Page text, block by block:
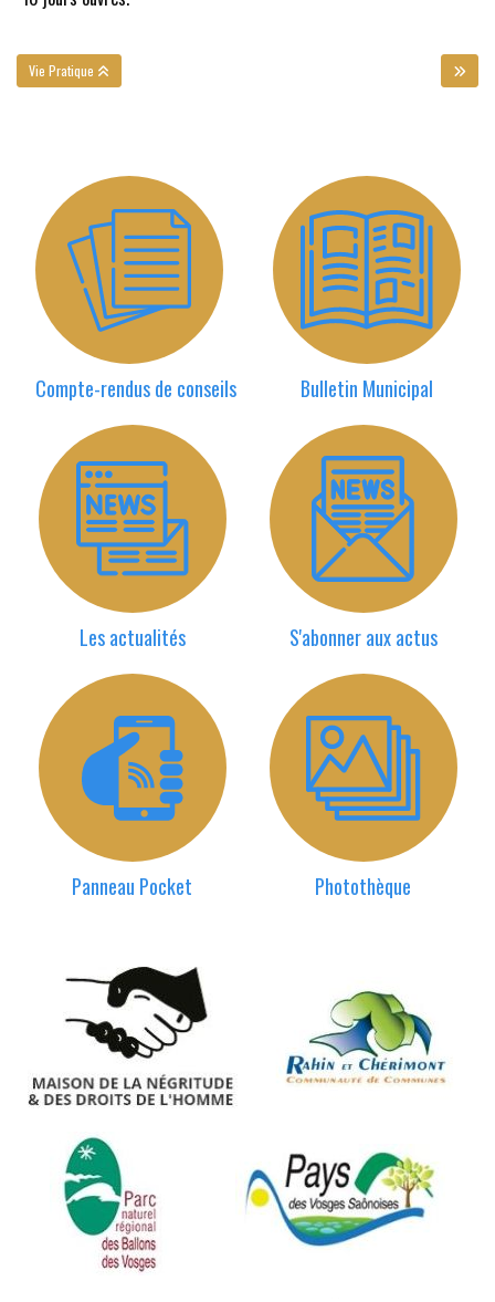
Vie Pratique
Compte-rendus de conseils Bulletin Municipal
Les actualités S'abonner aux actus
Panneau Pocket Photothèque